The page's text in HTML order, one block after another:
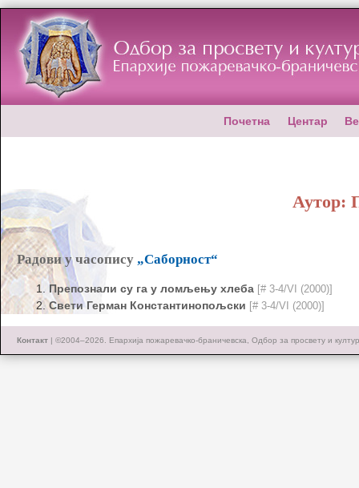
Почетна Центар
Аутор:
Радови у часопису „Саборност“
Препознали су га у ломљењу хлеба [# 3-4/VI (2000)]
Свети Герман Константинопољски [# 3-4/VI (2000)]
Контакт | ©2004–2026. Епархија пожаревачко-браничевска, Одбор за просвету и